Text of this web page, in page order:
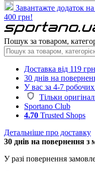
Завантажте додаток
400 грн!
Пошук за товаром,
Доставка від 119 грн
30 днів на
У вас за 4-7 робочих
Тільки
Sportano Club
4.70 Trusted Shops
Детальніше про доставку
30 днів на повернення з
У разі повернення